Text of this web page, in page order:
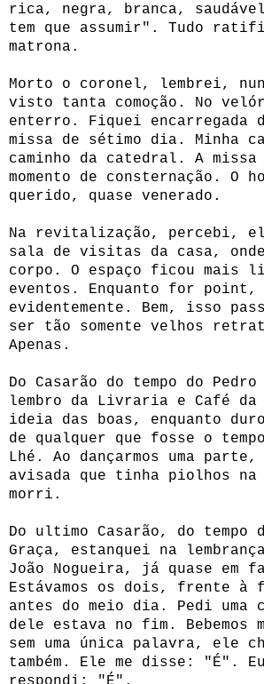
rica, negra, branca,
tem que assumir". Tudo
matrona.
Morto o coronel, lembrei,
visto tanta comoção. No
enterro. Fiquei encarregada
missa de sétimo dia. Minha
caminho da catedral. A
momento de consternação. O
querido, quase venerado.
Na revitalização, percebi,
sala de visitas da casa,
corpo. O espaço ficou mais
eventos. Enquanto for point,
evidentemente. Bem, isso
ser tão somente velhos
Apenas.
Do Casarão do tempo do
lembro da Livraria e Café da
ideia das boas, enquanto
de qualquer que fosse o
Lhé. Ao dançarmos uma
avisada que tinha piolhos na
morri.
Do ultimo Casarão, do tempo
Graça, estanquei na
João Nogueira, já quase em
Estávamos os dois, frente à
antes do meio dia. Pedi uma
dele estava no fim. Bebemos
sem uma única palavra, ele
também. Ele me disse: "É".